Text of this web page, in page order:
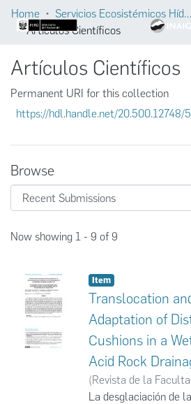
Home
Servicios Ecosistémicos Hídricos
Artículos Científicos
Artículos Científicos
Permanent URI for this collection
https://hdl.handle.net/20.500.12748/
Browse
Recent Submissions
Now showing 1 - 9 of 9
Item
Translocation
Adaptation of
Cushions in a
Acid Rock
(Revista de la
UNCuyo-,0027-03-26
La desglaciación de